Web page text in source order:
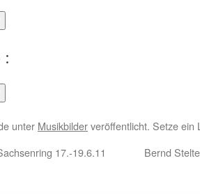
:
unter Musikbilderveröffentlicht. Setze
17.-19.6.11 Bernd